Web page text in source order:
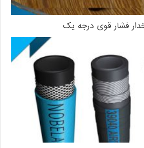
فشار قوی درجه یک